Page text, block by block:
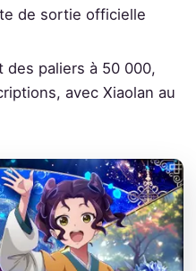
de sortie officielle
des paliers à 50 000,
avec Xiaolan au